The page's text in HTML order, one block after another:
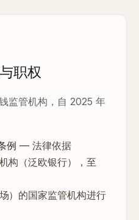
职权
监管机构，自 2025 年
例 — 法律依据
构（泛欧银行），至
）的国家监管机构进行